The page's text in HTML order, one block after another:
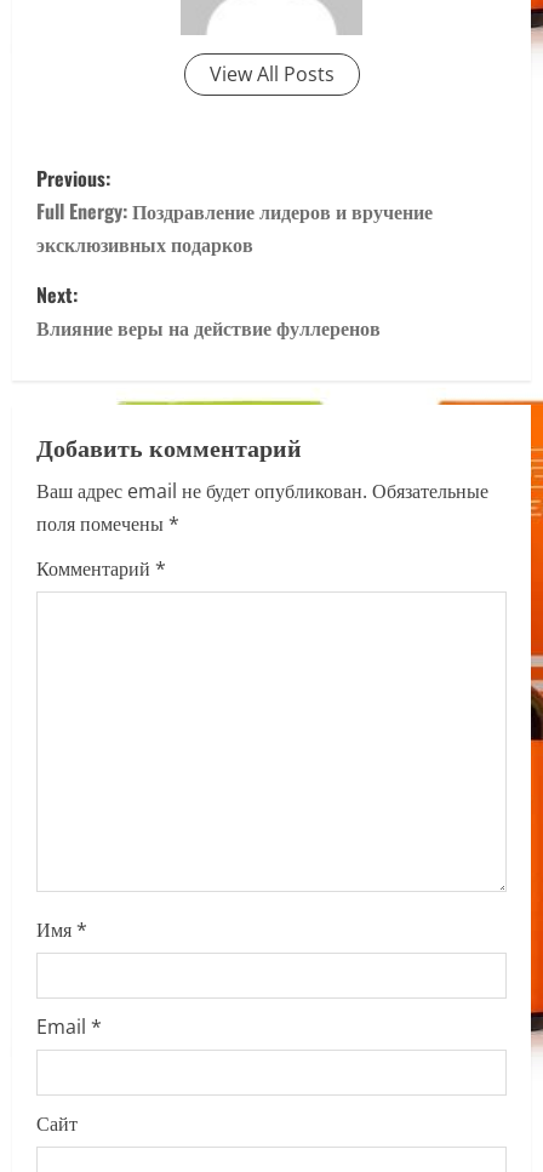
View All Posts
P
o
s
t
v
i
g
Previous:
Full Energy: Поздравление лидеров и вручение
эксклюзивных подарков
Next:
Влияние веры на действие фуллеренов
Добавить комментарий
Ваш адрес email не будет опубликован. Обязательные
поля помечены*
Комментарий *
Имя*
Email *
Сайт